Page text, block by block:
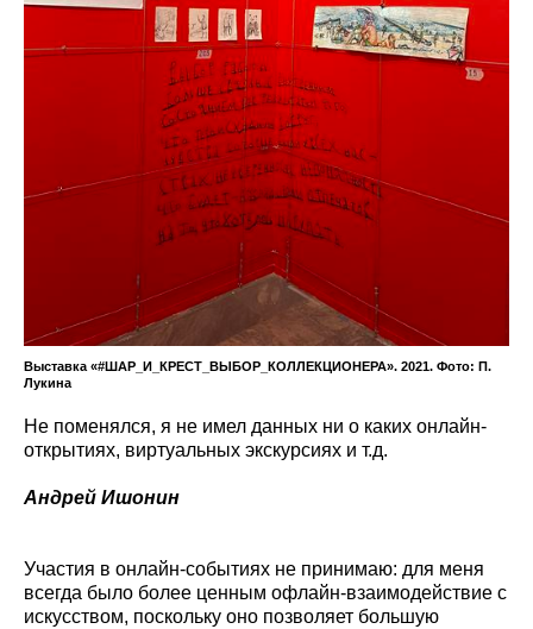
Выставка «#ШАР_И_КРЕСТ_ВЫБОР_КОЛЛЕКЦИОНЕРА». 2021. Фото: П.
Лукина
Не поменялся, я не имел данных ни о каких онлайн-
открытиях, виртуальных экскурсиях и т.д.
Андрей Ишонин
Участия в онлайн-событиях не принимаю: для меня
всегда было более ценным офлайн-взаимодействие с
искусством, поскольку оно позволяет большую